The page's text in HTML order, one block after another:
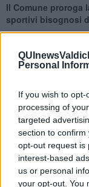
Personal
If you wish to
processing of
targeted
section to
opt-out request is
interest-based
us or personal
your opt-out. You
Il Comune proroga
sportivi bisognosi
VALDICHIANA —
gestori di impianti
giunta il Comune di
degli impianti, agli
decisione
necessità di
in capo